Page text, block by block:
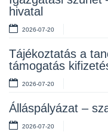
hivatal
2026-07-20
Tájékoztatás a
támogatás
2026-07-20
Álláspályázat –
2026-07-20
2026-07-10
Álláspályázat –
2026-07-06